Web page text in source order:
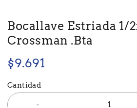
Bocallave Estriada 1/
Crossman .Bta
$9.691
Cantidad